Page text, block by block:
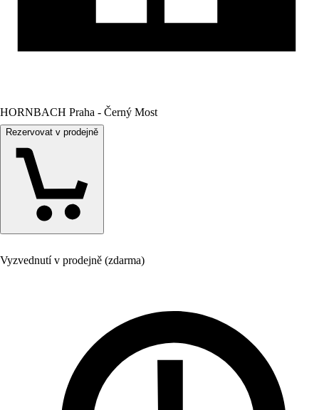
HORNBACH Praha - Černý Most
Rezervovat v prodejně
Vyzvednutí v prodejně (zdarma)